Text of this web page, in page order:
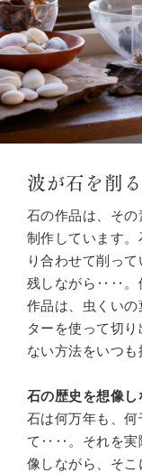
波が石を削
石の作品は、そ
制作しています
り合わせて削っ
残しながら‥‥。
作品は、虫くい
ターを使って切
ない方法をいつも
石の歴史を想像し
石は何万年も、
て‥‥。それを実
像しながら、そ